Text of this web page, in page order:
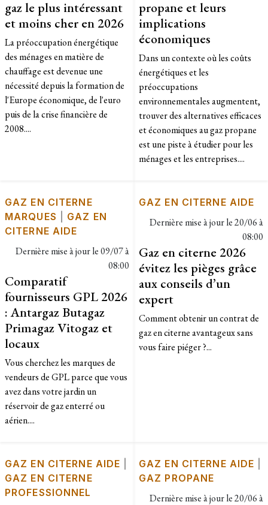
gaz le plus intéressant
et moins cher en 2026
La préoccupation énergétique
des ménages en matière de
chauffage est devenue une
nécessité depuis la formation de
l'Europe économique, de l'euro
puis de la crise financière de
2008....
propane et leurs
implications
économiques
Dans un contexte où les coûts
énergétiques et les
préoccupations
environnementales augmentent,
trouver des alternatives efficaces
et économiques au gaz propane
est une piste à étudier pour les
ménages et les entreprises....
GAZ EN CITERNE
MARQUES
GAZ EN
CITERNE AIDE
Dernière mise à jour le09/07 à
08:00
Comparatif
fournisseurs GPL 2026
: Antargaz Butagaz
Primagaz Vitogaz et
locaux
Vous cherchez les marques de
vendeurs de GPL parce que vous
avez dans votre jardin un
réservoir de gaz enterré ou
aérien....
GAZ EN CITERNE AIDE
Dernière mise à jour le20/06 à
08:00
Gaz en citerne 2026
évitez les pièges grâce
aux conseils d’un
expert
Comment obtenir un contrat de
gaz en citerne avantageux sans
vous faire piéger ?...
GAZ EN CITERNE AIDE
GAZ EN CITERNE
PROFESSIONNEL
GAZ EN CITERNE AIDE
GAZ PROPANE
Dernière mise à jour le20/06 à